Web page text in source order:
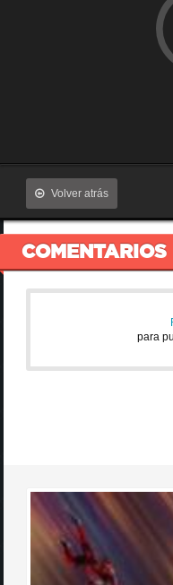
Volver atrás
COMENTARIOS
para